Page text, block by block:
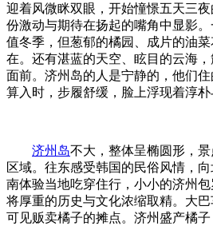
迎着风微眯双眼，开始憧憬五天三
份激动与期待在扬起的嘴角中显影
值冬季，但葱郁的橘园、成片的油
在。还有湛蓝的天空、眩目的云海
面前。济州岛的人是宁静的，他们
算入时，步履舒缓，脸上浮现着淳朴
济州岛不大，整体呈椭圆形，
区域。往东感受韩国的民俗风情，
南体验当地吃穿住行，小小的济州包
将厚重的历史与文化浓缩取精。大
可见贩卖橘子的摊点。济州盛产橘